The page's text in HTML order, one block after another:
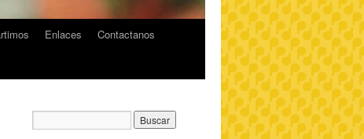
Enlaces
Contactanos